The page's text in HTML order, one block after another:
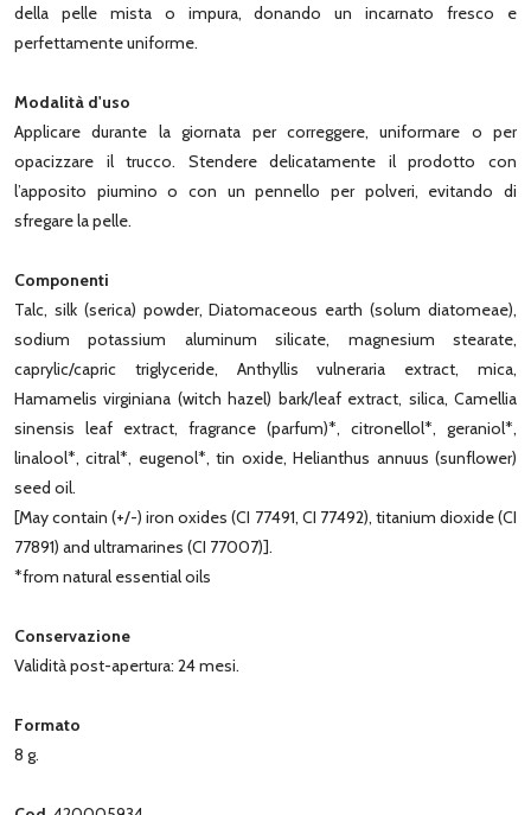
della pelle mista o impura, donando un incarnato fresco e
perfettamente uniforme.
Modalità d'uso
Applicare durante la giornata per correggere, uniformare o per
opacizzare il trucco. Stendere delicatamente il prodotto con
l’apposito piumino o con un pennello per polveri, evitando di
sfregare la pelle.
Componenti
Talc, silk (serica) powder, Diatomaceous earth (solum diatomeae),
sodium potassium aluminum silicate, magnesium stearate,
caprylic/capric triglyceride, Anthyllis vulneraria extract, mica,
Hamamelis virginiana (witch hazel) bark/leaf extract, silica, Camellia
sinensis leaf extract, fragrance (parfum)*, citronellol*, geraniol*,
linalool*, citral*, eugenol*, tin oxide, Helianthus annuus (sunflower)
seed oil.
[May contain (+/-) iron oxides (CI 77491, CI 77492), titanium dioxide (CI
77891) and ultramarines (CI 77007)].
*from natural essential oils
Conservazione
Validità post-apertura: 24 mesi.
Formato
8 g.